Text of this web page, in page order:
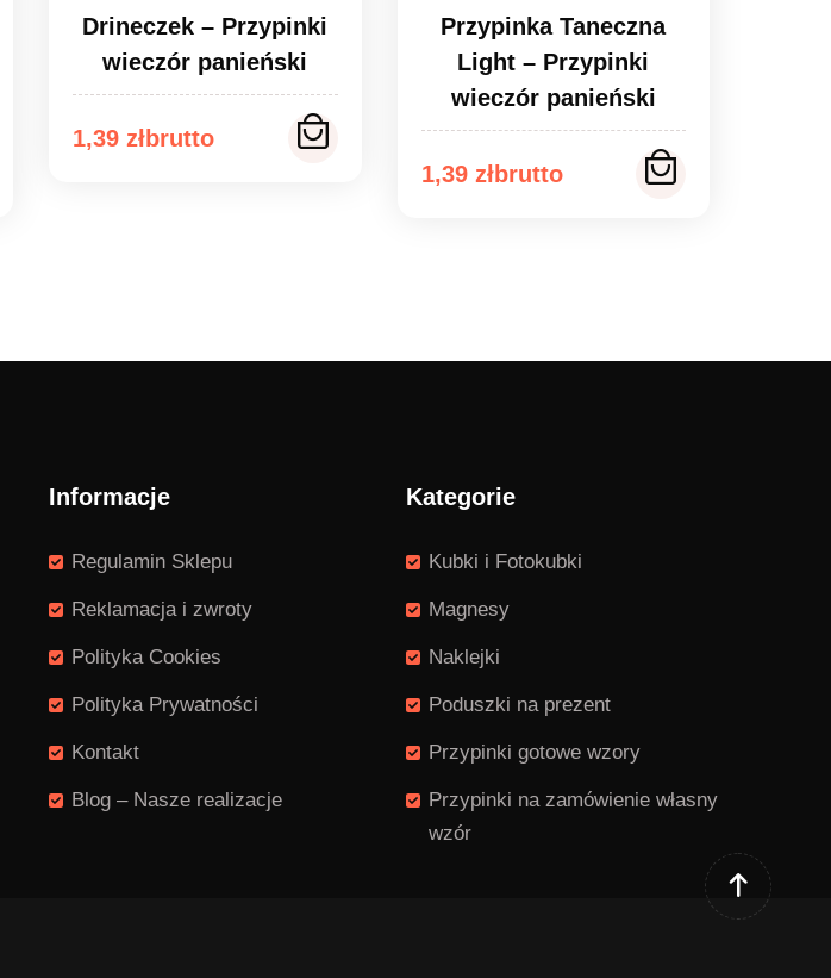
Drineczek – Przypinki
wieczór panieński
1,39 zł
Zakres
Przypinka Taneczna
Light – Przypinki
wieczór panieński
1,39 zł
Zakres
Informacje
Regulamin Sklepu
Reklamacja i zwroty
Polityka Cookies
Polityka Prywatności
Kontakt
Blog – Nasze realizacje
Kategorie
Kubki i Fotokubki
Magnesy
Naklejki
Poduszki na prezent
Przypinki gotowe wzory
Przypinki na zamówienie własny
wzór